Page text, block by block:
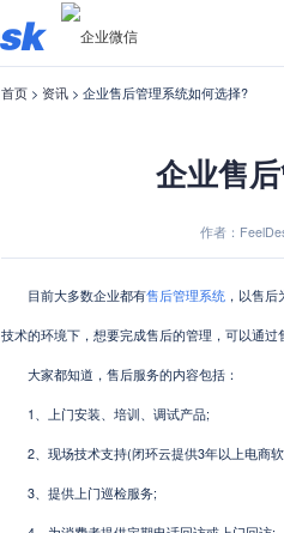
首页> 资讯> 企业售后管理系统如何选择?
企业售
作者：
目前大多数企业都有售后管理系统 ，以售
技术的环境下，想要完成售后的管理，可以通过
大家都知道，售后服务的内容包括：
1、上门安装、培训、调试产品;
2、现场技术支持(闭环云提供3年以上电商软
3、提供上门巡检服务;